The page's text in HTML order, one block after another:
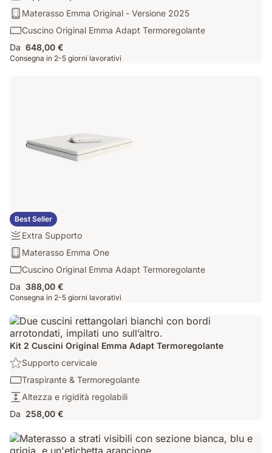
Supporto
Equilibrato
Materasso:
Materasso
Emma
Original
-
Materasso Emma Original - Versione 2025
Cuscino:
Cuscino
Original
Emma
Cuscino Original Emma Adapt Termoregolante
Da 648,00 €
Consegna in 2-5 giorni lavorativi
Best Seller
Kit Smart
Rigidità:
Extra
Supporto
Extra Supporto
Materasso:
Materasso
Emma
One
Materasso Emma One
Cuscino:
Cuscino
Original
Emma
Adapt
Termoregolante
Cuscino Original Emma Adapt Termoregolante
Da 388,00 €
Consegna in 2-5 giorni lavorativi
Kit 2 Cuscini Original Emma Adapt Termoregolante
Benefit:
Supporto
cervicale
Supporto cervicale
Cuscino:
Traspirante
&
Termoregolante
Traspirante & Termoregolante
Altezza:
Altezza
e
rigidità
regolabili
Altezza e rigidità regolabili
Da 258,00 €